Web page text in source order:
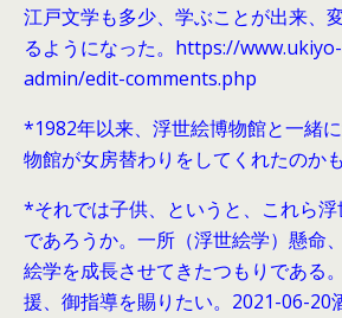
江戸文学も多少、学ぶことが出来、
るようになった。https://
admin/edit-comments.php
*1982年以来、浮世絵博物館と一緒
物館が女房替わりをしてくれたのかも
*それでは子供、というと、これら浮
であろうか。一所（浮世絵学）懸命
絵学を成長させてきたつもりである
援、御指導を賜りたい。2021-06-20